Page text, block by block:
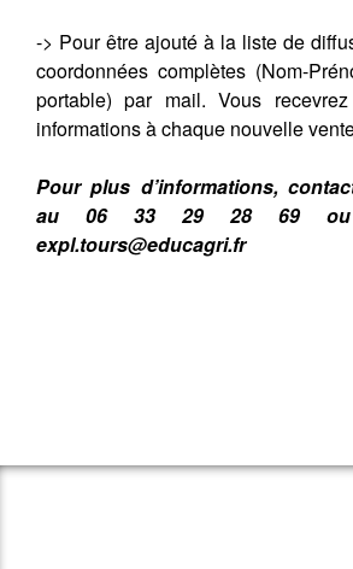
-> Pour être ajouté à la liste de
coordonnées complètes (Nom-
portable) par mail. Vous
informations à chaque nouvelle
Pour plus d’informations,
au 06 33 29 28 69
expl.tours@educagri.fr